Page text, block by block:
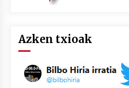
Azken txioak